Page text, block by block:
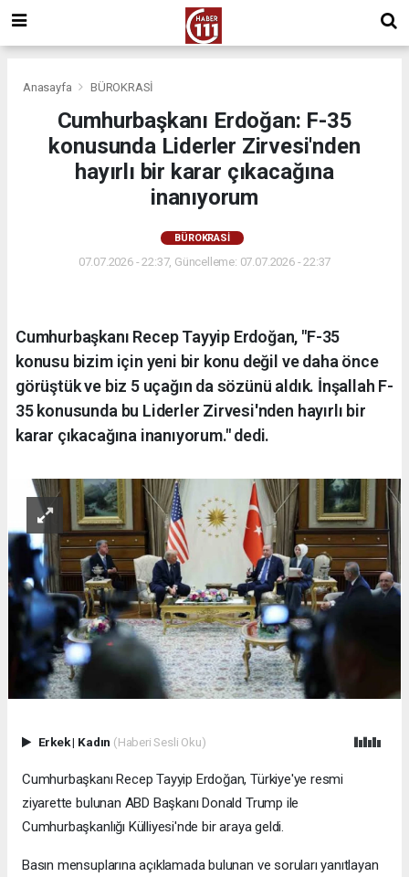
Anasayfa BÜROKRASİ
Cumhurbaşkanı Erdoğan: F-35
konusunda Liderler Zirvesi'nden
hayırlı bir karar çıkacağına
inanıyorum
BÜROKRASİ
07.07.2026 - 22:37, Güncelleme: 07.07.2026 - 22:37
Cumhurbaşkanı Recep Tayyip Erdoğan, "F-35
konusu bizim için yeni bir konu değil ve daha önce
görüştük ve biz 5 uçağın da sözünü aldık. İnşallah F-
35 konusunda bu Liderler Zirvesi'nden hayırlı bir
karar çıkacağına inanıyorum." dedi.
Erkek| Kadın (Haberi Sesli Oku)
Cumhurbaşkanı Recep Tayyip Erdoğan, Türkiye'ye resmi
ziyarette bulunan ABD Başkanı Donald Trump ile
Cumhurbaşkanlığı Külliyesi'nde bir araya geldi.
Basın mensuplarına açıklamada bulunan ve soruları yanıtlayan